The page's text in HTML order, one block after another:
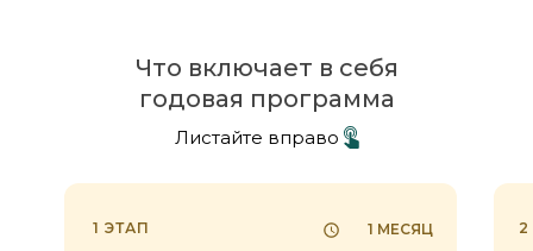
Что включает в себя
годовая программа
Листайте вправо
1 ЭТАП 1 МЕСЯЦ